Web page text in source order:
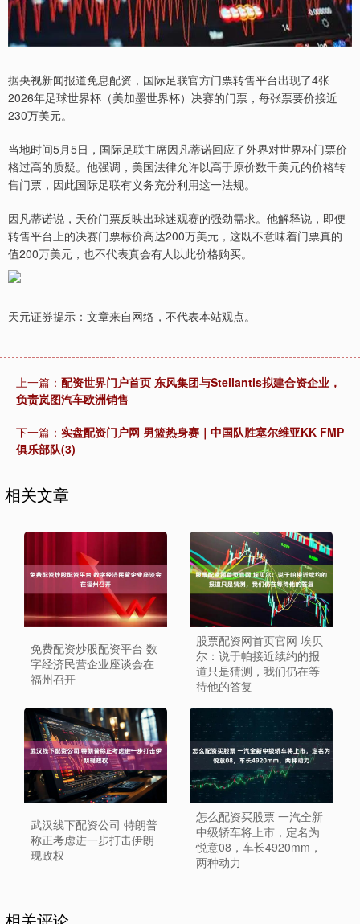
据央视新闻报道免息配资，国际足联官方门票转售平台出现了4张
2026年足球世界杯（美加墨世界杯）决赛的门票，每张票要价接近
230万美元。
当地时间5月5日，国际足联主席因凡蒂诺回应了外界对世界杯门票价
格过高的质疑。他强调，美国法律允许以高于原价数千美元的价格转
售门票，因此国际足联有义务充分利用这一法规。
因凡蒂诺说，天价门票反映出球迷观赛的强劲需求。他解释说，即便
转售平台上的决赛门票标价高达200万美元，这既不意味着门票真的
值200万美元，也不代表真会有人以此价格购买。
天元证券提示：文章来自网络，不代表本站观点。
上一篇： 配资世界门户首页 东风集团与Stellantis拟建合资企业，
负责岚图汽车欧洲销售
下一篇： 实盘配资门户网 男篮热身赛｜中国队胜塞尔维亚KK FMP
俱乐部队(3)
相关文章
免费配资炒股配资平台 数
字经济民营企业座谈会在
福州召开
股票配资网首页官网 埃贝
尔：说于帕接近续约的报
道只是猜测，我们仍在等
待他的答复
武汉线下配资公司 特朗普
称正考虑进一步打击伊朗
现政权
怎么配资买股票 一汽全新
中级轿车将上市，定名为
悦意08，车长4920mm，
两种动力